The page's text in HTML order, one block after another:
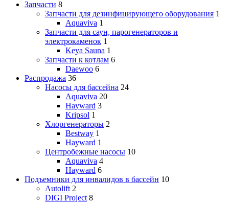
Запчасти 8
Запчасти для дезинфицирующего оборудования 1
Aquaviva 1
Запчасти для саун, парогенераторов и
электрокаменок 1
Keya Sauna 1
Запчасти к котлам 6
Daewoo 6
Распродажа 36
Насосы для бассейна 24
Aquaviva 20
Hayward 3
Kripsol 1
Хлоргенераторы 2
Bestway 1
Hayward 1
Центробежные насосы 10
Aquaviva 4
Hayward 6
Подъемники для инвалидов в бассейн 10
Autolift 2
DIGI Project 8